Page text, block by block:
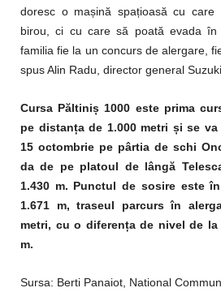
doresc o mașină spațioasă cu
birou, ci cu care să poată evada în
familia fie la un concurs de alergare,
spus Alin Radu, director general
Cursa Păltiniș 1000 este prima
pe distanța de 1.000 metri și se
15 octombrie pe pârtia de schi
da de pe platoul de lângă
1.430 m. Punctul de sosire este
1.671 m, traseul parcurs în
metri, cu o diferența de nivel de
m.
Sursa: Berti Panaiot, National